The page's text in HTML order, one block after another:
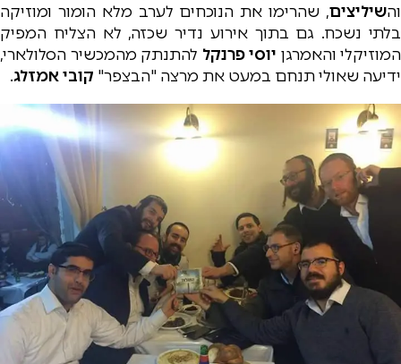
והשיליצים, שהרימו את הנוכחים לערב מלא הומור ומוזיקה
בלתי נשכח. גם בתוך אירוע נדיר שכזה, לא הצליח המפיק
המוזיקלי והאמרגן יוסי פרנקל להתנתק מהמכשיר הסלולארי,
ידיעה שאולי תנחם במעט את מרצה "הבצפר" קובי אמזלג.